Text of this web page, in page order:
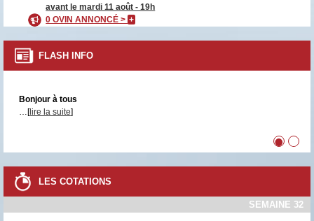
avant le mardi 11 août - 19h
0 OVIN ANNONCÉ >+
FLASH INFO
Bonjour à tous
…[lire la suite]
••
LES COTATIONS
SEMAINE 32